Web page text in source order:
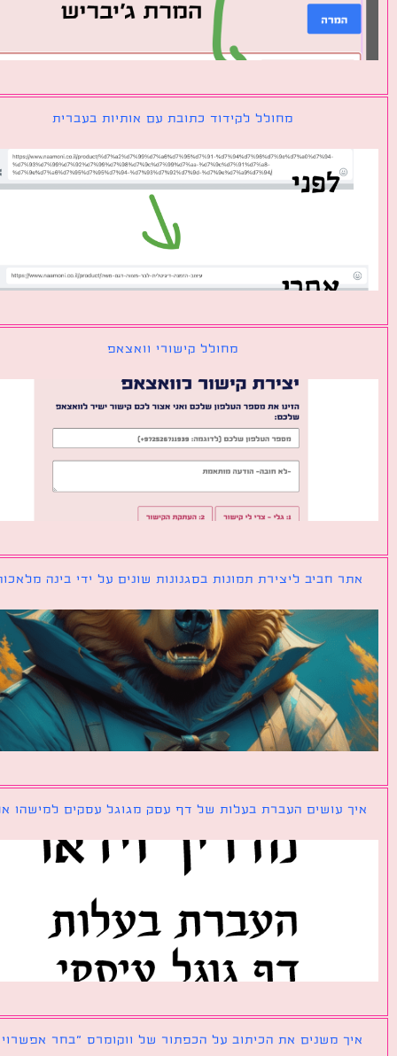
מחולל לקידוד כתובת עם אותיות בעברית
מחולל קישורי וואצאפ
חביב ליצירת תמונות בסגנונות שונים על ידי בינה מלאכותית
עושים העברת בעלות של דף עסק מגוגל עסקים למישהו אחר?
משנים את הכיתוב על הכפתור של ווקומרס ״בחר אפשרויות״